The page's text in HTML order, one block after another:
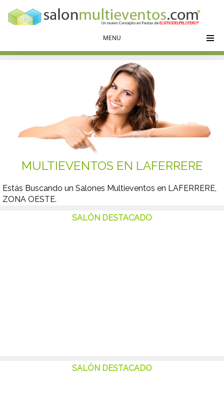
MENU
MULTIEVENTOS EN LAFERRERE
Estás Buscando un Salones Multieventos en LAFERRERE,
ZONA OESTE.
Buscas un Salón para una Comunión, un Bautismo, un
SALÓN DESTACADO
SALÓN DESTACADO